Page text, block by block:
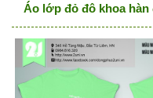
Áo lớp đỏ đô khoa